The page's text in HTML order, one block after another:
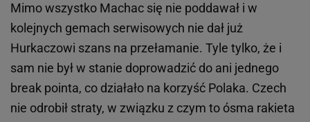
Mimo wszystko Machac się nie poddawał i w
kolejnych gemach serwisowych nie dał już
Hurkaczowi szans na przełamanie. Tyle tylko, że i
sam nie był w stanie doprowadzić do ani jednego
break pointa, co działało na korzyść Polaka. Czech
nie odrobił straty, w związku z czym to ósma rakieta